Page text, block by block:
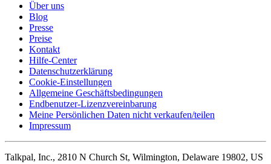
Über uns
Blog
Presse
Preise
Kontakt
Hilfe-Center
Datenschutzerklärung
Cookie-Einstellungen
Allgemeine Geschäftsbedingungen
Endbenutzer-Lizenzvereinbarung
Meine Persönlichen Daten nicht verkaufen/teilen
Impressum
Talkpal, Inc., 2810 N Church St, Wilmington, Delaware 19802, US